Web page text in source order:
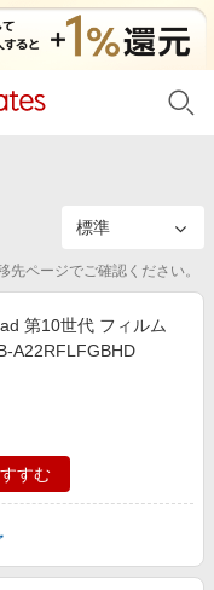
ページでご確認ください。
第10世代 フィルム
A22RFLFGBHD
すむ